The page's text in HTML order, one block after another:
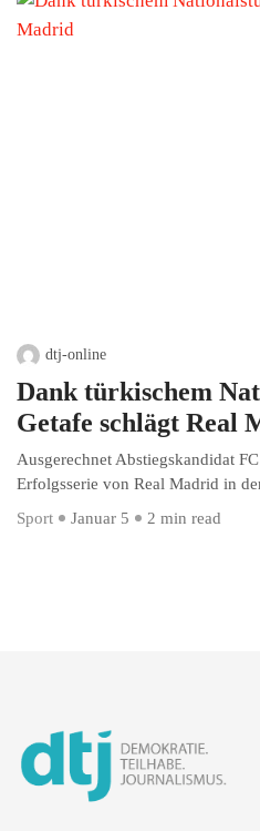
dtj-online
Dank türkischem
Getafe schlägt Real
Ausgerechnet Abstiegskandidat
Erfolgsserie von Real Madrid in
Sport
Januar 5 2 min read